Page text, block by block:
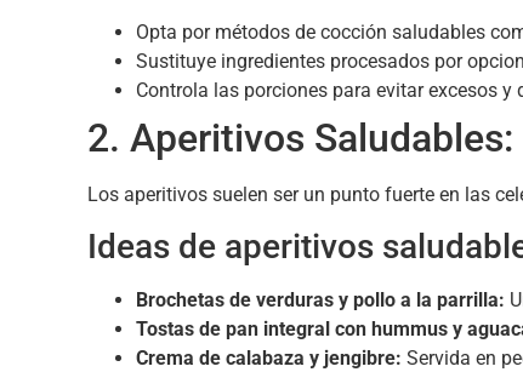
Opta por métodos de cocción saludables
Sustituye ingredientes procesados por
Controla las porciones para evitar excesos
2. Aperitivos
Los aperitivos suelen ser un punto fuerte en las
Ideas de aperitivos
Brochetas de verduras y pollo a la parrilla:
Tostas de pan integral con hummus y
Crema de calabaza y jengibre: Servida en